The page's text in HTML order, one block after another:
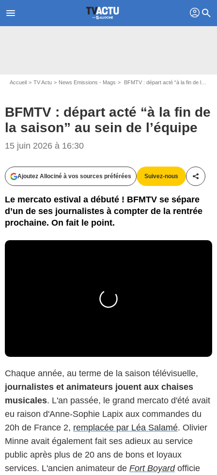
menu profil search
Accueil TV Actu News Emissions - Mags BFMTV : départ acté “à la fin de la saison” au sein de l’équipe
BFMTV : départ acté “à la fin de
la saison” au sein de l’équipe
15 juin 2026 à 16:30
Ajoutez Allociné à vos sources préférées Suivez-nous
Le mercato estival a débuté ! BFMTV se sépare
d’un de ses journalistes à compter de la rentrée
prochaine. On fait le point.
Chaque année, au terme de la saison télévisuelle,
journalistes et animateurs jouent aux chaises
musicales. L'an passée, le grand mercato d'été avait
eu raison d'Anne-Sophie Lapix aux commandes du
20h de France 2, remplacée par Léa Salamé. Olivier
Minne avait également fait ses adieux au service
public après plus de 20 ans de bons et loyaux
services. L'ancien animateur de Fort Boyardofficie